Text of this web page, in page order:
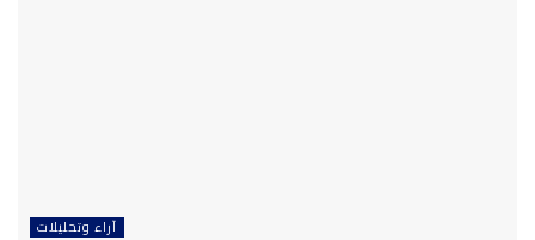
آراء وتحليلات